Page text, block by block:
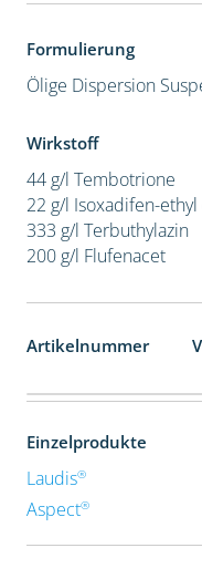
Formulierung
Ölige Dispersion
Wirkstoff
44 g/l Tembotrione
22 g/l Isoxadifen-ethyl
333 g/l Terbuthylazin
200 g/l Flufenacet
Artikelnummer
Einzelprodukte
Laudis®
Aspect®